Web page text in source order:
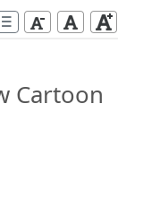
Cartoon